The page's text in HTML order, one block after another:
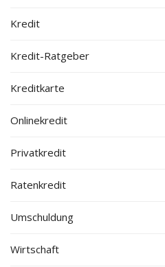
Kredit
Kredit-Ratgeber
Kreditkarte
Onlinekredit
Privatkredit
Ratenkredit
Umschuldung
Wirtschaft